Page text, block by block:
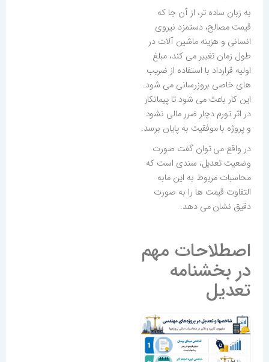
به زبان ساده تر، از آن جا که
قیمت مصالح، دستمزد نیروی
انسانی و هزینه ماشین آلات در
طول زمان تغییر می کند، مبلغ
اولیه قرارداد با استفاده از ضریب
های خاصی بروزرسانی می شود.
این کار باعث می شود تا پیمانکار
در اثر تورم دچار ضرر مالی نشود
و پروژه با موفقیت به پایان برسد.
در واقع می توان گفت صورت
وضعیت تعدیل، سندی است که
محاسبات مربوط به این مابه
التفاوت قیمت ها را به صورت
دقیق نشان می دهد.
اصطلاحات مهم
در بخشنامه
تعدیل